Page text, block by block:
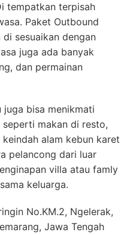
tempatkan terpisah
Paket Outbound
sesuaikan dengan
juga ada banyak
dan permainan
juga bisa menikmati
makan di resto,
alam kebun karet
pelancong dari luar
villa atau famly
keluarga.
No.KM.2, Ngelerak,
Jawa Tengah